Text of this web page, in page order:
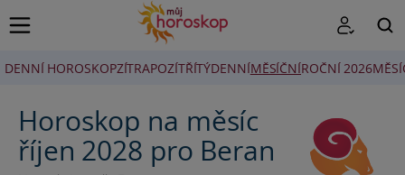
DENNÍ HOROSKOPZÍTRAPOZÍTŘÍTÝDENNÍMĚSÍČNÍROČNÍ 2026
Horoskop na měsíc
říjen 2028 pro Beran